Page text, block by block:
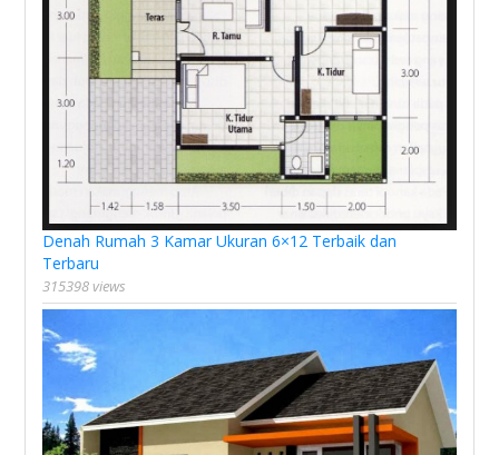
Denah Rumah 3 Kamar Ukuran 6×12 Terbaik dan
Terbaru
315398 views